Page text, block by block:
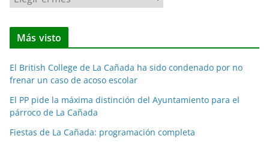
o
t
i
a
s
p
o
Más visto
El British College de La Cañada ha sido condenado por no
frenar un caso de acoso escolar
El PP pide la máxima distinción del Ayuntamiento para el
párroco de La Cañada
Fiestas de La Cañada: programación completa